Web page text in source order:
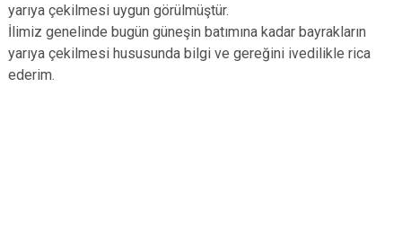
yarıya çekilmesi uygun görülmüştür.
İlimiz genelinde bugün güneşin batımına kadar bayrakların
yarıya çekilmesi hususunda bilgi ve gereğini ivedilikle rica
ederim.